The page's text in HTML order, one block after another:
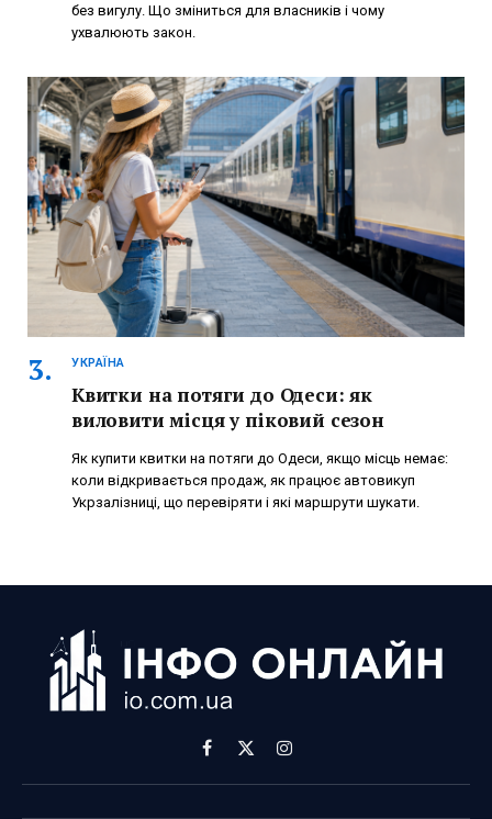
без вигулу. Що зміниться для власників і чому
ухвалюють закон.
УКРАЇНА
Квитки на потяги до Одеси: як
виловити місця у піковий сезон
Як купити квитки на потяги до Одеси, якщо місць немає:
коли відкривається продаж, як працює автовикуп
Укрзалізниці, що перевіряти і які маршрути шукати.
Facebook
X
(Twitter)
Instagram